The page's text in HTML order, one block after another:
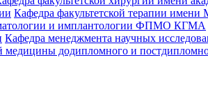
Кафедра факультетской терапии
и имплантологии ФПМО КГМА
Кафедра менеджмента научных
медицины додипломного и